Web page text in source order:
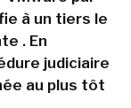
à un tiers le
. En
judiciaire
au plus tôt